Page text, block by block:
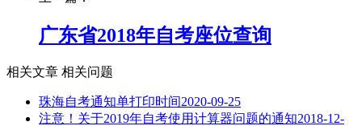
广东省2018年自考座位查询
相关文章 相关问题
珠海自考通知单打印时间2020-09-25
注意！关于2019年自考使用计算器问题的通知2018-12-